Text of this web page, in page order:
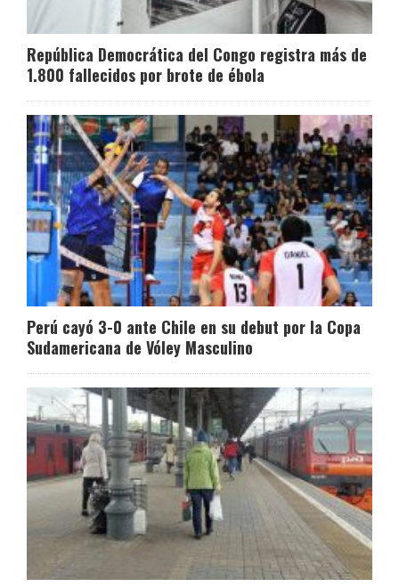
República Democrática del Congo registra más de
1.800 fallecidos por brote de ébola
Perú cayó 3-0 ante Chile en su debut por la Copa
Sudamericana de Vóley Masculino